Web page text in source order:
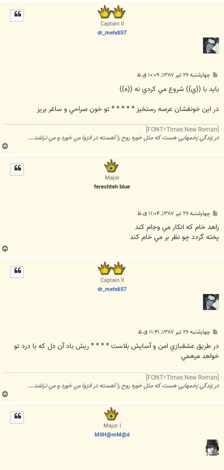
Captain II
dr_mehdi57
پ
ت
چهارشنبه ۲۶ تیر ۱۳۸۷, ۱۰:۰۹ ق.ظ
بايد با ((ي)) شروع مي کردي نه ((ه))
در اين خونفشان عرصه رستخيز * * * * * تو خون صراحي و ساغر بريز
در زندگي زخمهايي هست که مثل خوره روح را آهسته در انزوا مي خورد و مي تراشد...
ب
ا
Major
fereshteh blue
پ
ت
چهارشنبه ۲۶ تیر ۱۳۸۷, ۱۱:۰۴ ق.ظ
زاهد خام که انکار مي وجام کند
پخته گردد چو نظر بر مي خام کند
ب
ا
Captain II
dr_mehdi57
پ
ت
چهارشنبه ۲۶ تیر ۱۳۸۷, ۱۱:۴۱ ق.ظ
در طريق عشقبازي امن و آسايش بلاست * * * * ريش باد آن دل که با درد تو
خواهد مرهمي
در زندگي زخمهايي هست که مثل خوره روح را آهسته در انزوا مي خورد و مي تراشد...
ب
ا
Major I
M0H@mM@d